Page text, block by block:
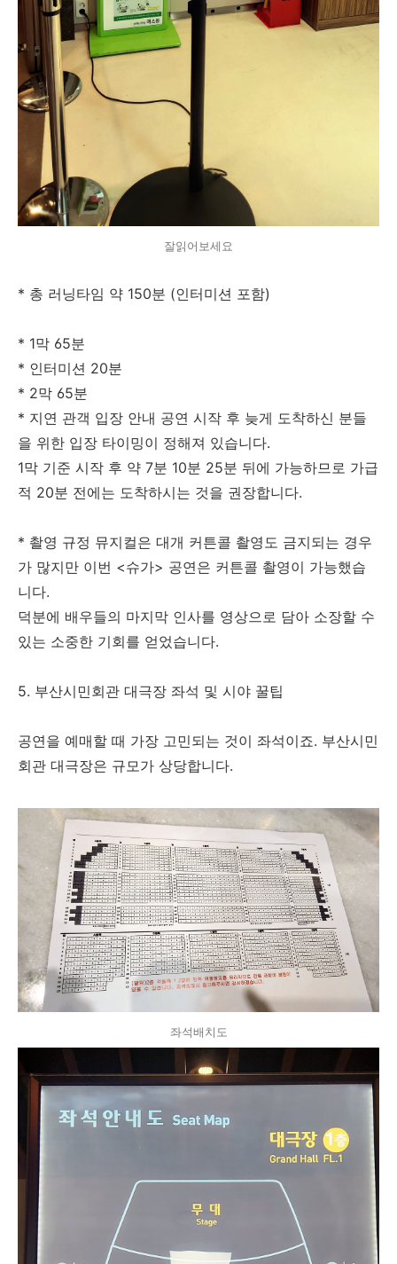
잘읽어보세요
* 총 러닝타임 약 150분 (인터미션 포함)
* 1막 65분
* 인터미션 20분
* 2막 65분
* 지연 관객 입장 안내 공연 시작 후 늦게 도착하신 분들
을 위한 입장 타이밍이 정해져 있습니다.
1막 기준 시작 후 약 7분 10분 25분 뒤에 가능하므로 가급
적 20분 전에는 도착하시는 것을 권장합니다.
* 촬영 규정 뮤지컬은 대개 커튼콜 촬영도 금지되는 경우
가 많지만 이번 <슈가> 공연은 커튼콜 촬영이 가능했습
니다.
덕분에 배우들의 마지막 인사를 영상으로 담아 소장할 수
있는 소중한 기회를 얻었습니다.
5. 부산시민회관 대극장 좌석 및 시야 꿀팁
공연을 예매할 때 가장 고민되는 것이 좌석이죠. 부산시민
회관 대극장은 규모가 상당합니다.
좌석배치도